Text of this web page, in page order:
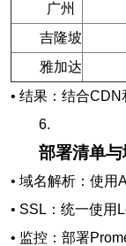
广州
吉隆坡
雅加达
• 结果：结合
6.
部署清单
• 域名解析：使用
• SSL：统一使用
• 监控：部署